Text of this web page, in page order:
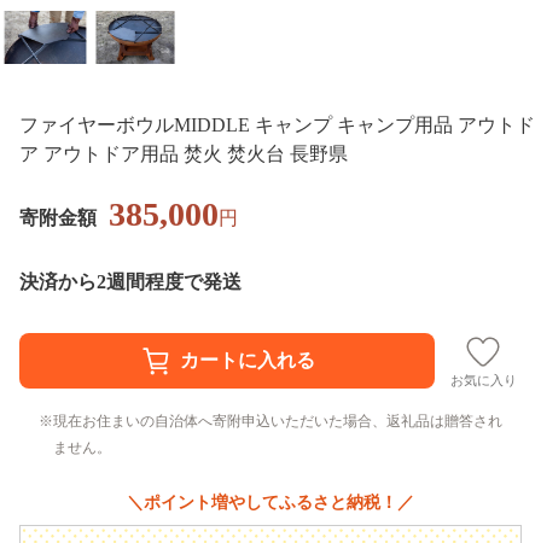
ファイヤーボウルMIDDLE キャンプ キャンプ用品 アウトド
ア アウトドア用品 焚火 焚火台 長野県
寄附金額 385,000円
決済から2週間程度で発送
お気に入り
現在お住まいの自治体へ寄附申込いただいた場合、返礼品は贈答され
ません。
＼ポイント増やしてふるさと納税！／